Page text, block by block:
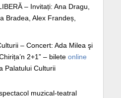
– Invitați: Ana Dragu,
Bradea, Alex Frandeș,
– Concert: Ada Milea şi
2+1” – bilete online
Palatului Culturii
muzical-teatral